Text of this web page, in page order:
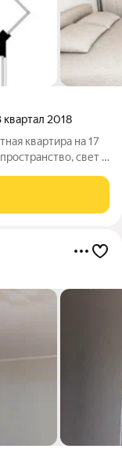
квартал 2018
квартира на 17
семейные ужины в